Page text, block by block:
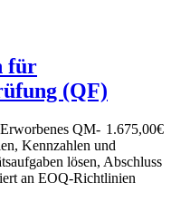
für
(QF)
1.675,00€
Erworbenes QM-
Kennzahlen und
lösen, Abschluss
an EOQ-Richtlinien